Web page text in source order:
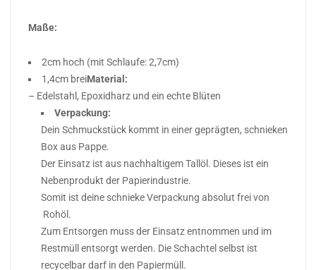
Maße:
2cm hoch (mit Schlaufe: 2,7cm)
1,4cm breiMaterial:
– Edelstahl, Epoxidharz und ein echte Blüten
Verpackung:
Dein Schmuckstück kommt in einer geprägten, schnieken
Box aus Pappe.
Der Einsatz ist aus nachhaltigem Tallöl. Dieses ist ein
Nebenprodukt der Papierindustrie.
Somit ist deine schnieke Verpackung absolut frei von
Rohöl.
Zum Entsorgen muss der Einsatz entnommen und im
Restmüll entsorgt werden. Die Schachtel selbst ist
recycelbar darf in den Papiermüll.